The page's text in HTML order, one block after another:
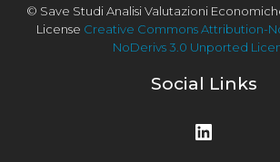
© Save Studi Analisi Valutazioni
License Creative Commons Attribution-
NoDerivs 3.0 Unported
Social Links
LinkedIn